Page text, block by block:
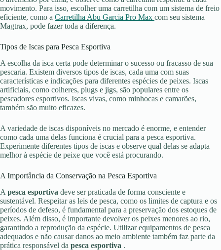
movimento. Para isso, escolher uma carretilha com um sistema de freio
eficiente, como a Carretilha Abu Garcia Pro Max com seu sistema
Magtrax, pode fazer toda a diferença.
Tipos de Iscas para Pesca Esportiva
A escolha da isca certa pode determinar o sucesso ou fracasso de sua
pescaria. Existem diversos tipos de iscas, cada uma com suas
características e indicações para diferentes espécies de peixes. Iscas
artificiais, como colheres, plugs e jigs, são populares entre os
pescadores esportivos. Iscas vivas, como minhocas e camarões,
também são muito eficazes.
A variedade de iscas disponíveis no mercado é enorme, e entender
como cada uma delas funciona é crucial para a pesca esportiva.
Experimente diferentes tipos de iscas e observe qual delas se adapta
melhor à espécie de peixe que você está procurando.
A Importância da Conservação na Pesca Esportiva
A pesca esportiva deve ser praticada de forma consciente e
sustentável. Respeitar as leis de pesca, como os limites de captura e os
períodos de defeso, é fundamental para a preservação dos estoques de
peixes. Além disso, é importante devolver os peixes menores ao rio,
garantindo a reprodução da espécie. Utilizar equipamentos de pesca
adequados e não causar danos ao meio ambiente também faz parte da
prática responsável da pesca esportiva .